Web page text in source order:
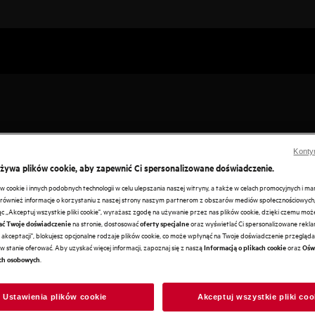
AEG. Kreuj nowe smaki w piekarniku
AEG. Kreuj nowe smaki w piekarniku
plików cookie, aby zapewnić Ci spersonalizowane doświadczenie.
cookie i innych podobnych technologii w celu ulepszania naszej witryny, a także w celach promocyjnych i
informacje o korzystaniu z naszej strony naszym partnerom z obszarów mediów
„Akceptuj wszystkie pliki cookie", wyrażasz zgodę na używanie przez nas plików cookie, dzięki czemu
Twoje doświadczeniena stronie, dostosowaćoferty specjalneoraz wyświetlać Ci spersonalizowane
akceptacji", blokujesz opcjonalne rodzaje plików cookie, co może wpłynąć na Twoje doświadczenie
stanie oferować. Aby uzyskać więcej informacji, zapoznaj się z nasząInformacją o plikach cookieoraz
osobowych
Ustawienia plików cookie Akceptuj wszystkie pliki